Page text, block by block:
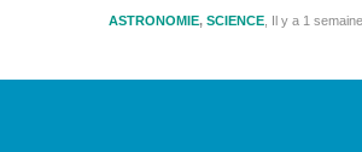
Il y a 1
ASTRONOMIE, SCIENCE